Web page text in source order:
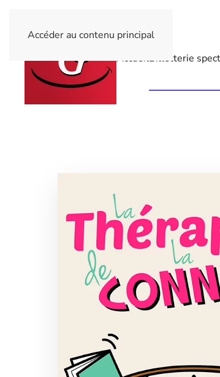
Accéder au contenu principal
AccueilBilletterie